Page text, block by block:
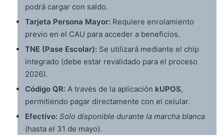
podrá cargar con saldo.
Tarjeta Persona Mayor: Requiere enrolamiento
previo en el CAU para acceder a beneficios.
TNE (Pase Escolar): Se utilizará mediante el chip
integrado (debe estar revalidado para el proceso
2026).
Código QR: A través de la aplicación kUPOS,
permitiendo pagar directamente con el celular.
Efectivo: Solo disponible durante la marcha blanca
(hasta el 31 de mayo).